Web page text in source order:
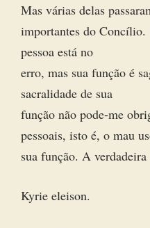
Mas várias delas
importantes do Concílio.
pessoa está no
erro, mas sua função é
sacralidade de sua
função não pode-me
pessoais, isto é, o mau
sua função. A
Kyrie eleison.